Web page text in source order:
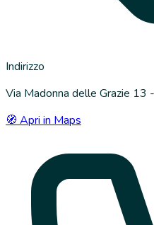
Indirizzo
Via Madonna delle Grazie 13
🧭 Apri in Maps